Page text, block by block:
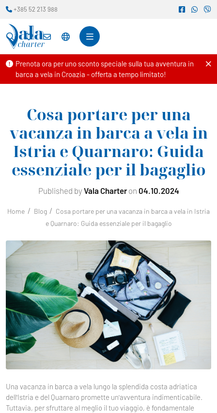
Prenota ora per uno sconto speciale sulla tua avventura in
barca a vela in Croazia - offerta a tempo limitato!
+385 52 213 988
Cosa portare per una
vacanza in barca a vela in
Istria e Quarnaro: Guida
essenziale per il bagaglio
Published by Vala Charteron 04.10.2024
Home Blog
Cosa portare per una vacanza in barca a vela in Istria
e Quarnaro: Guida essenziale per il bagaglio
Una vacanza in barca a vela lungo la splendida costa adriatica
dell'Istria e del Quarnaro promette un'avventura indimenticabile.
Tuttavia, per sfruttare al meglio il tuo viaggio, è fondamentale